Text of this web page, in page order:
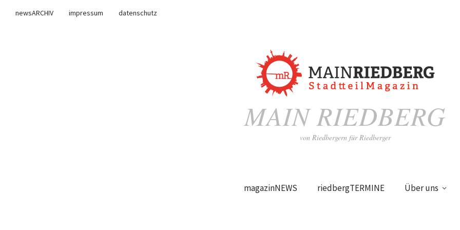
newsARCHIV impressum
datenschutz
MAIN RIEDBERG
von Riedbergern für Riedberger
magazinNEWS riedbergTERMINE Über uns